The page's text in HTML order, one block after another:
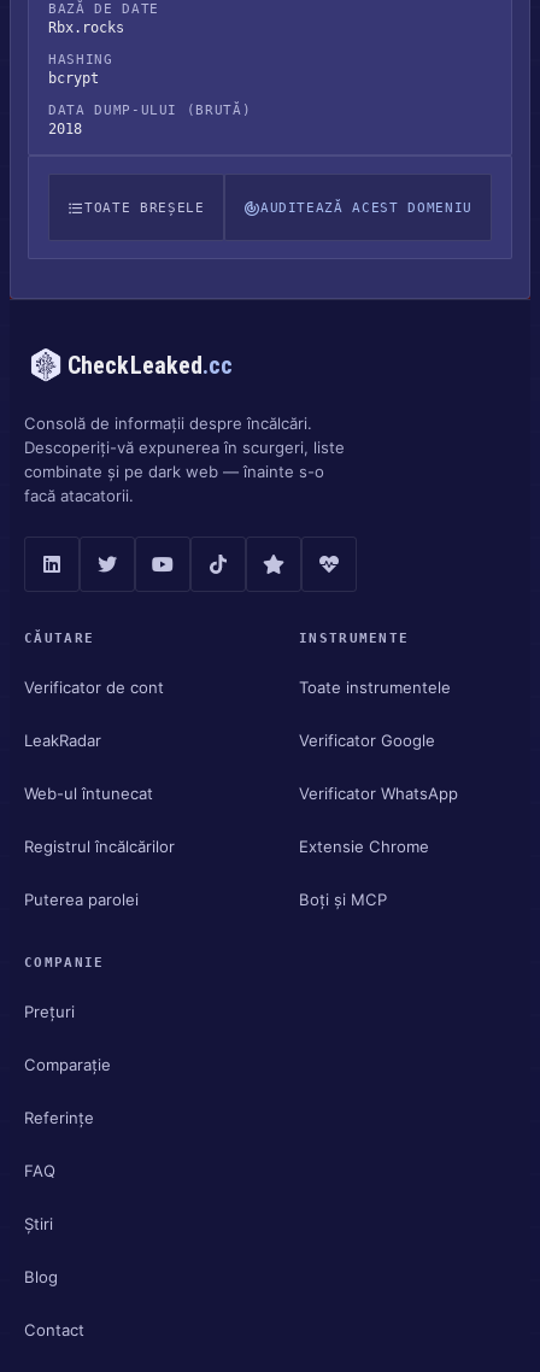
BAZĂ DE DATE
Rbx.rocks
HASHING
bcrypt
DATA DUMP-ULUI (BRUTĂ)
2018
TOATE BREȘELE AUDITEAZĂ ACEST DOMENIU
CheckLeaked.cc
Consolă de informații despre încălcări.
Descoperiți-vă expunerea în scurgeri, liste
combinate și pe dark web — înainte s-o
facă atacatorii.
CĂUTARE
Verificator de cont
LeakRadar
Web-ul întunecat
Registrul încălcărilor
Puterea parolei
INSTRUMENTE
Toate instrumentele
Verificator Google
Verificator WhatsApp
Extensie Chrome
Boți și MCP
COMPANIE
Prețuri
Comparație
Referințe
FAQ
Știri
Blog
Contact